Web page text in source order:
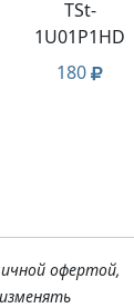
TSt-
1U01P1HD
180
офертой,